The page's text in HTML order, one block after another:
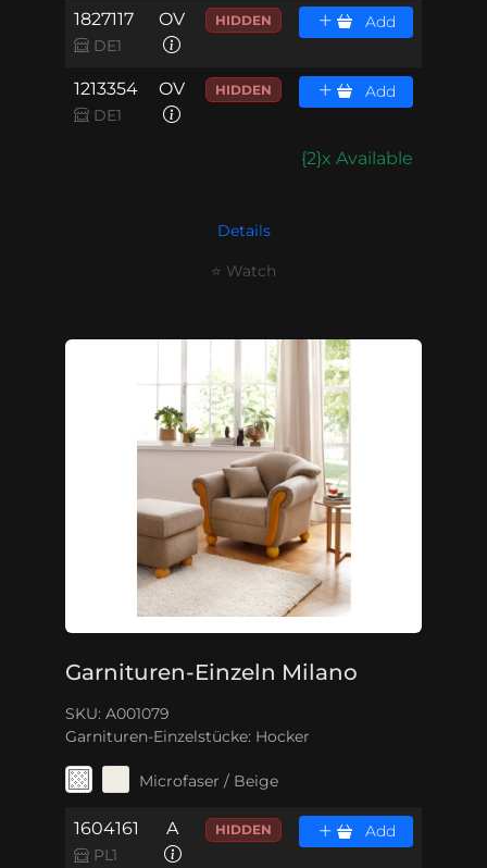
1827117
DE1
OV HIDDEN Add
1213354
DE1
OV HIDDEN Add
{2}x Available
Details
⭐ Watch
Garnituren-Einzeln Milano
SKU: A001079
Garnituren-Einzelstücke: Hocker
Microfaser / Beige
1604161
PL1
A HIDDEN Add